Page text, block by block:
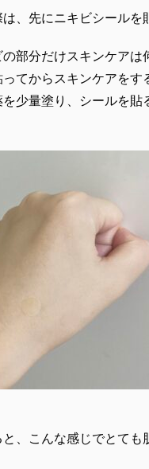
は、先にニキビシールを
部分だけスキンケア
ってからスキンケアを
を少量塗り、シールを
、こんな感じでとても